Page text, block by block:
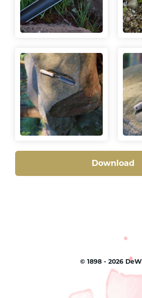
Download
© 1898 - 2026